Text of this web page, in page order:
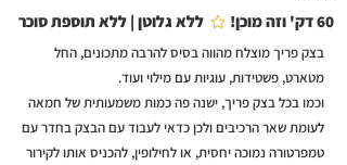
בצק פריך מוצלח מהווה בסיס להרבה מתכונים, החל
מטארט, פשטידות, עוגיות עם מילוי ועוד.
וכמו בכל בצק פריך, ישנה פה כמות משמעותית של חמאה
לעומת שאר הרכיבים ולכן כדאי לעבוד עם הבצק בחדר עם
טמפרטורה נמוכה יחסית, או לחילופין, להכניס אותו לקירור
ללא גלוטן | ללא תוספת סוכר 60 דק' וזה מוכן!